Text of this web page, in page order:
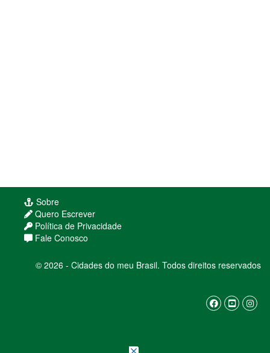
Sobre
Quero Escrever
Política de Privacidade
Fale Conosco
© 2026 - Cidades do meu Brasil. Todos direitos reservados